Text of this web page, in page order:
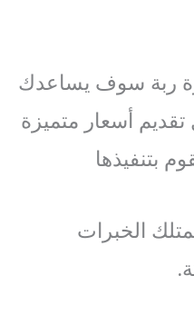
ربة سوف يساعدك
أسعار متميزة
بتنفيذها
الخبرات